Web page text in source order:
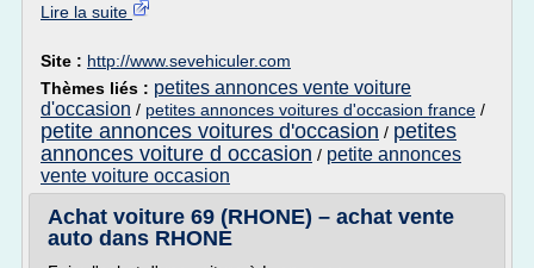
Lire la suite
Site : http://www.sevehiculer.com
Thèmes liés : petites annonces vente voiture
d'occasion / petites annonces voitures d'occasion france /
petite annonces voitures d'occasion / petites
annonces voiture d occasion / petite annonces
vente voiture occasion
Achat voiture 69 (RHONE) – achat vente
auto dans RHONE